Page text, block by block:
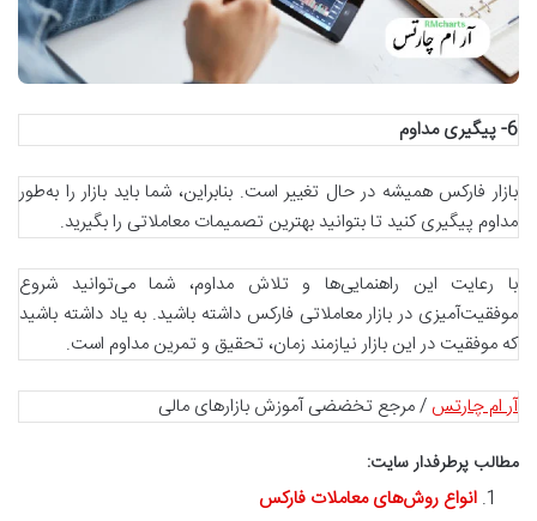
6- پیگیری مداوم
بازار فارکس همیشه در حال تغییر است. بنابراین، شما باید بازار را به‌طور
مداوم پیگیری کنید تا بتوانید بهترین تصمیمات معاملاتی را بگیرید.
با رعایت این راهنمایی‌ها و تلاش مداوم، شما می‌توانید شروع
موفقیت‌آمیزی در بازار معاملاتی فارکس داشته باشید. به یاد داشته باشید
که موفقیت در این بازار نیازمند زمان، تحقیق و تمرین مداوم است.
آر ام چارتس / مرجع تخضضی آموزش بازارهای مالی
مطالب پرطرفدار سایت:
انواع روش‌های معاملات فارکس